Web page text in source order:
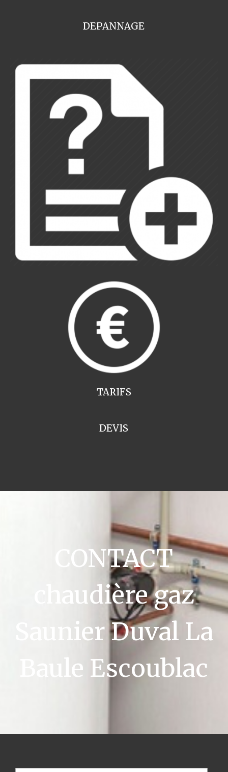
DEPANNAGE
TARIFS
DEVIS
CONTACT
chaudière gaz
Saunier Duval La
Baule Escoublac